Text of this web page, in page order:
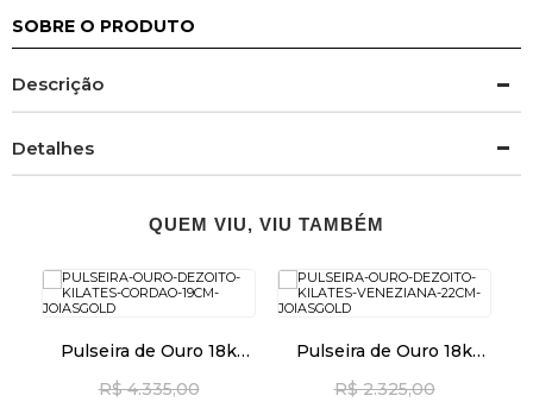
SOBRE O PRODUTO
Descrição
Detalhes
QUEM VIU, VIU TAMBÉM
Pulseira de Ouro 18k
18cm pu08660
R$ 4.335,00
Pulseira de Ouro 18k
com 22cm pu06261
R$ 2.325,00